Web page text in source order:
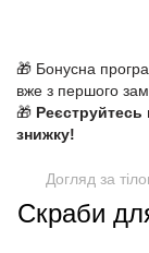
🎁 Бонусна
вже з першого
🎁
знижку!
Догляд за
Скраби